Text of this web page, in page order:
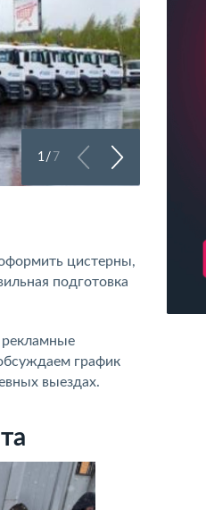
1/ 7
цистерны,
подготовка
график
выездах.